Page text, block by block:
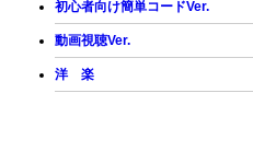
初心者向け簡単コードVer.
動画視聴Ver.
洋 楽